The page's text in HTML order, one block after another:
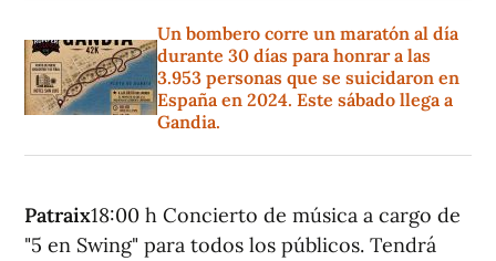
Un bombero corre un maratón al día
durante 30 días para honrar a las
3.953 personas que se suicidaron en
España en 2024. Este sábado llega a
Gandia.
Patraix18:00 h Concierto de música a cargo de
"5 en Swing" para todos los públicos. Tendrá